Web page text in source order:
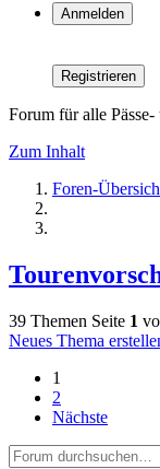
Anmelden
Registrieren
Forum für alle
Zum Inhalt
Foren-
39 Themen Seite 1
Neues Thema
1
2
Nächste